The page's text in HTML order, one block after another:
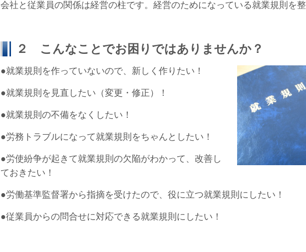
会社と従業員の関係は経営の柱です。経営のためになっている就業規則を整
２ こんなことでお困りではありませんか？
●就業規則を作っていないので、新しく作りたい！
●就業規則を見直したい（変更・修正）！
●就業規則の不備をなくしたい！
●労務トラブルになって就業規則をちゃんとしたい！
●労使紛争が起きて就業規則の欠陥がわかって、改善し
ておきたい！
●労働基準監督署から指摘を受けたので、役に立つ就業規則にしたい！
●従業員からの問合せに対応できる就業規則にしたい！